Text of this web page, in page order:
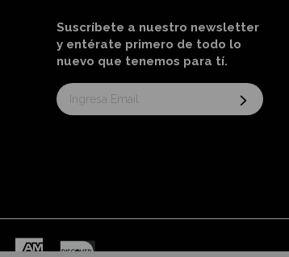
Suscríbete a nuestro newsletter
y entérate primero de todo lo
nuevo que tenemos para tí.
Suscríbase
al